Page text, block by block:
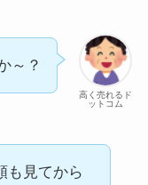
高く売れるド
ットコム
～？
も見てから